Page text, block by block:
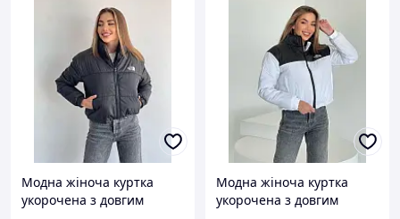
Модна жіноча куртка
укорочена з довгим
Модна жіноча куртка
укорочена з довгим